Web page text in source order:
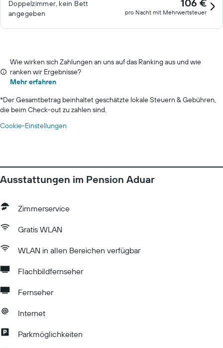
Doppelzimmer, kein Bett
angegeben
106 €
pro Nacht mit Mehrwertsteuer
Wie wirken sich Zahlungen an uns auf das Ranking aus und wie
ranken wir Ergebnisse?
Mehr erfahren
*Der Gesamtbetrag beinhaltet geschätzte lokale Steuern & Gebühren,
die beim Check-out zu zahlen sind.
Cookie-Einstellungen
Ausstattungen im Pension Aduar
Zimmerservice
Gratis WLAN
WLAN in allen Bereichen verfügbar
Flachbildfernseher
Fernseher
Internet
Parkmöglichkeiten